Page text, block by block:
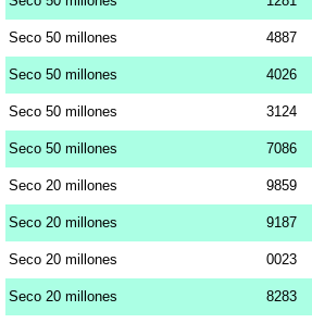
Seco 50 millones 4887
Seco 50 millones 4026
Seco 50 millones 3124
Seco 50 millones 7086
Seco 20 millones 9859
Seco 20 millones 9187
Seco 20 millones 0023
Seco 20 millones 8283